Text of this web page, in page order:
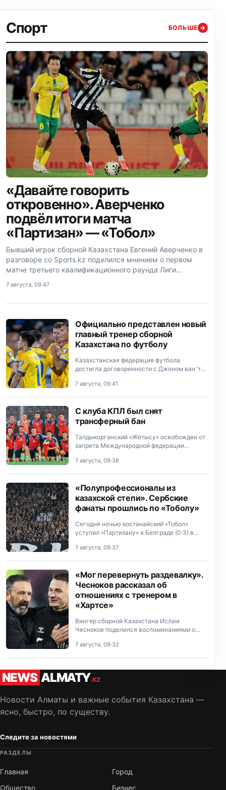
Спорт БОЛЬШЕ →
«Давайте говорить
откровенно». Аверченко
подвёл итоги матча
«Партизан» — «Тобол»
Бывший игрок сборной Казахстана Евгений Аверченко в
разговоре со Sports.kz поделился мнением о первом
матче третьего квалификационного раунда Лиги
костанайским «Тоболом» — 3:0.
7 августа, 09:47
Официально представлен новый
главный тренер сборной
Казахстана по футболу
Казахстанская федерация футбола
достигла договоренности с Джоном ван ’т
тренера национальной сборной.
7 августа, 09:41
С клуба КПЛ был снят
трансферный бан
Талдыкорганский «Жетысу» освобожден от
запрета Международной федерации
футболистов.
7 августа, 09:38
«Полупрофессионалы из
казахской степи». Сербские
фанаты прошлись по «Тоболу»
Сегодня ночью костанайский «Тобол»
уступил «Партизану» в Белграде (0:3) в
отборочного раунда Лиги Конференций.
7 августа, 09:37
«Мог перевернуть раздевалку».
Чесноков рассказал об
отношениях с тренером в
«Хартсе»
Вингер сборной Казахстана Ислам
Чесноков поделился воспоминаниями о
специалиста Дерека Макиннеса в
7 августа, 09:32
NEWS ALMATY.KZ
Новости Алматы и важные события Казахстана —
ясно, быстро, по существу.
Следите за новостями
РАЗДЕЛЫ
Главная
Город
Общество
Бизнес